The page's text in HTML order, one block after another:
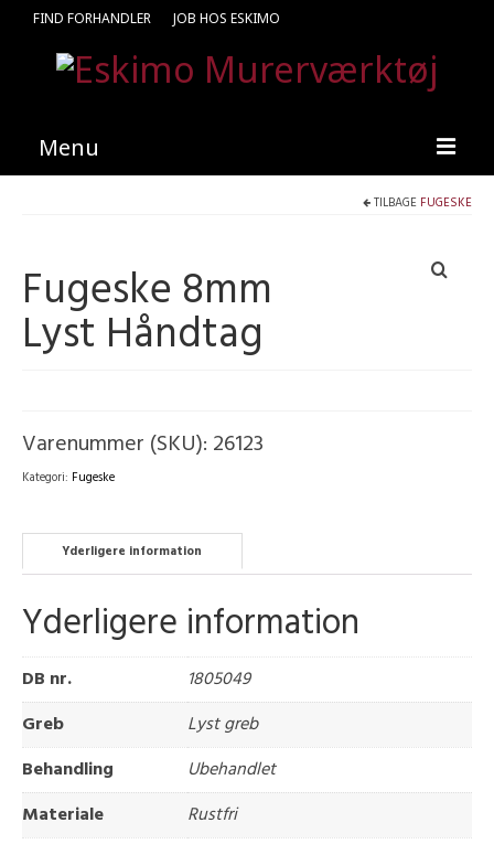
FIND FORHANDLER JOB HOS ESKIMO
Menu
Kataloger
Kontakt
TILBAGE FUGESKE
Fugeske 8mm
Lyst Håndtag
Varenummer (SKU): 26123
Kategori: Fugeske
Yderligere information
Yderligere information
DB nr.
1805049
Greb
Lyst greb
Behandling
Ubehandlet
Materiale
Rustfri